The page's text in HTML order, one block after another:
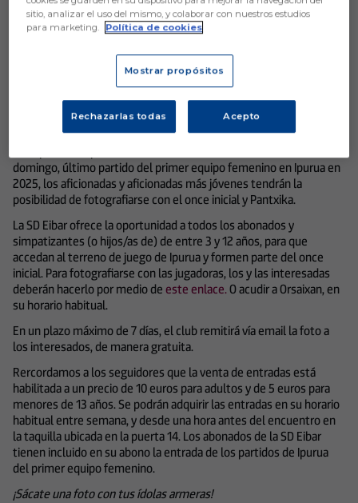
Atlético de Madrid (12:00h)
Aún no hay reacciones. ¡Sé el primero!
domingo, último partido del primer equipo femenino en Ipurua en
2025, los aficionadas y aficionadas más jóvenes tendrán la
posibilidad de fotografiarse con el once inicial y Pantxika.
La SD Eibar ofrece la oportunidad a todos los abonados y
simpatizantes (o hijos/as de) de entre 3 y 12 años, para que
accedan al terreno de juego de Ipurua y formen parte del once
inicial. Para fotografiarse con las jugadoras, los y las interesadas
deberán hacerlo por medio deeste enlace.O acudir a Orsaixan, en
su horario habitual.
En un plazo máximo de 7 días, el club remitirá vía email la foto a
los interesados, de manera gratuita.
Rercordamos a los seguidores que la venta de entradas está
habilitada a un precio de 10 euros para adultos y de 5 euros para
menores de 13 años. Se podrán adquirir las entradas en su horario
habitual entre semana, y desde una hora antes del encuentro en
la taquilla ubicada en la puerta 14. Los abonados de la SD Eibar
tienen incluido en su abono la entrada de los partidos de Ipurua
del primer equipo femenino.
¡Sácate una foto con tus ídolas armeras!
sitio, analizar el uso del mismo, y colaborar con nuestros estudios
para marketing.
Política de cookies
Mostrar propósitos
Rechazarlas todas Acepto